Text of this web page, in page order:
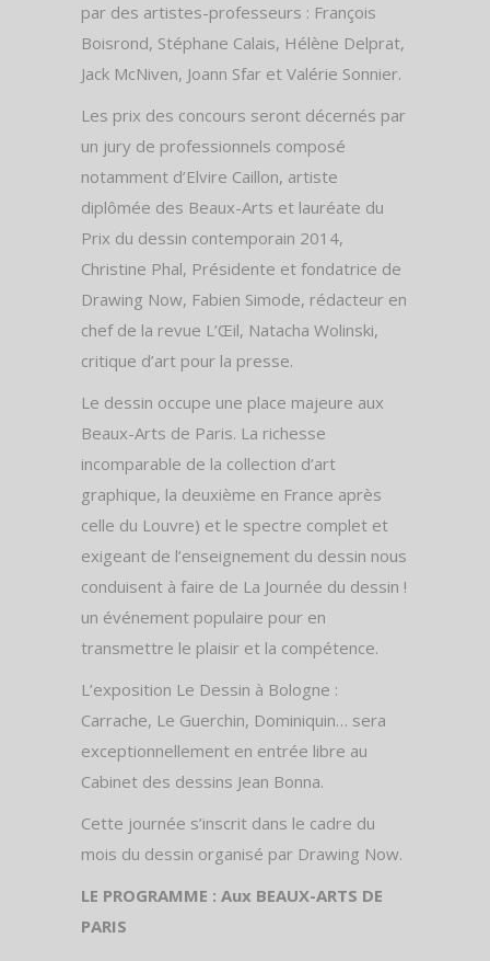
par des artistes-professeurs : François
Boisrond, Stéphane Calais, Hélène Delprat,
Jack McNiven, Joann Sfar et Valérie Sonnier.
Les prix des concours seront décernés par
un jury de professionnels composé
notamment d’Elvire Caillon, artiste
diplômée des Beaux-Arts et lauréate du
Prix du dessin contemporain 2014,
Christine Phal, Présidente et fondatrice de
Drawing Now, Fabien Simode, rédacteur en
chef de la revue L’Œil, Natacha Wolinski,
critique d’art pour la presse.
Le dessin occupe une place majeure aux
Beaux-Arts de Paris. La richesse
incomparable de la collection d’art
graphique, la deuxième en France après
celle du Louvre) et le spectre complet et
exigeant de l’enseignement du dessin nous
conduisent à faire de La Journée du dessin !
un événement populaire pour en
transmettre le plaisir et la compétence.
L’exposition Le Dessin à Bologne :
Carrache, Le Guerchin, Dominiquin… sera
exceptionnellement en entrée libre au
Cabinet des dessins Jean Bonna.
Cette journée s’inscrit dans le cadre du
mois du dessin organisé par Drawing Now.
LE PROGRAMME : Aux BEAUX-ARTS DE
PARIS